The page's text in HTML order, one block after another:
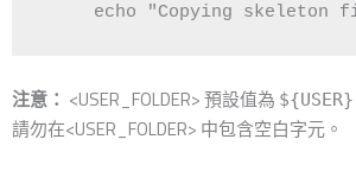
echo "Copying skeleton
注意： <USER_FOLDER> 預設值為 ${USER}
請勿在<USER_FOLDER> 中包含空白字元。